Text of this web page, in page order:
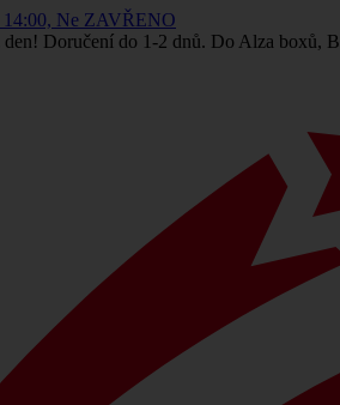
14:00, Ne ZAVŘENO
Doručení do 1-2 dnů. Do Alza boxů,